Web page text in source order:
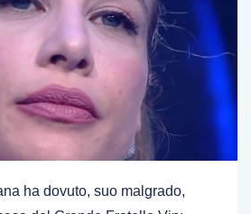
ha dovuto, suo malgrado,